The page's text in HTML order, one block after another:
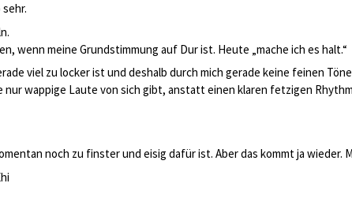
wenn meine Grundstimmung auf Dur ist. Heute „mache ich es halt.“
viel zu locker ist und deshalb durch mich gerade keine feinen
nur wappige Laute von sich gibt, anstatt einen klaren fetzigen
noch zu finster und eisig dafür ist. Aber das kommt ja wieder.